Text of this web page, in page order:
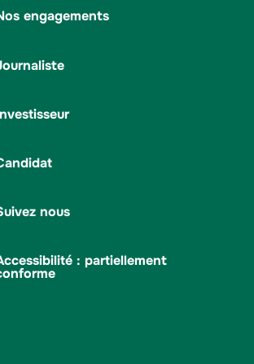
engagements
nous
: partiellement